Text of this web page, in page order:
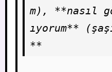
m), **nasıl
ıyorum**